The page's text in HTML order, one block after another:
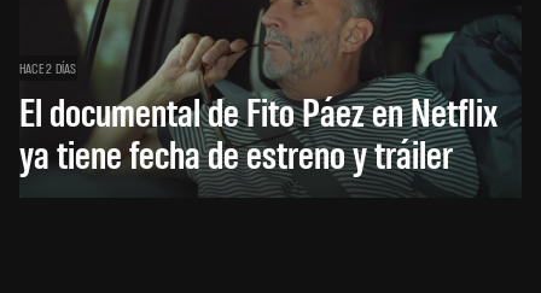
HACE 2 DÍAS
El documental de Fito Páez en Netflix
ya tiene fecha de estreno y tráiler